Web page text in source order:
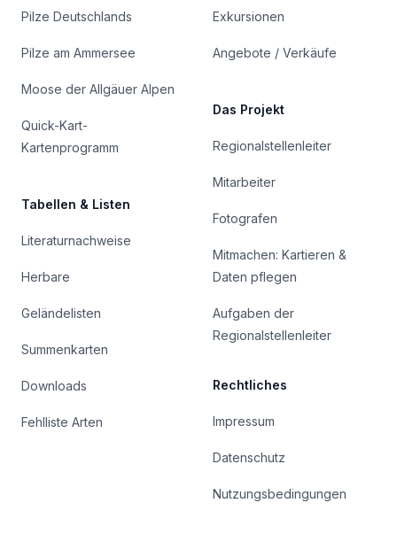
Pilze Deutschlands
Pilze am Ammersee
Moose der Allgäuer Alpen
Quick-Kart-
Kartenprogramm
Tabellen & Listen
Literaturnachweise
Herbare
Geländelisten
Summenkarten
Downloads
Fehlliste Arten
Exkursionen
Angebote / Verkäufe
Das Projekt
Regionalstellenleiter
Mitarbeiter
Fotografen
Mitmachen: Kartieren &
Daten pflegen
Aufgaben der
Regionalstellenleiter
Rechtliches
Impressum
Datenschutz
Nutzungsbedingungen